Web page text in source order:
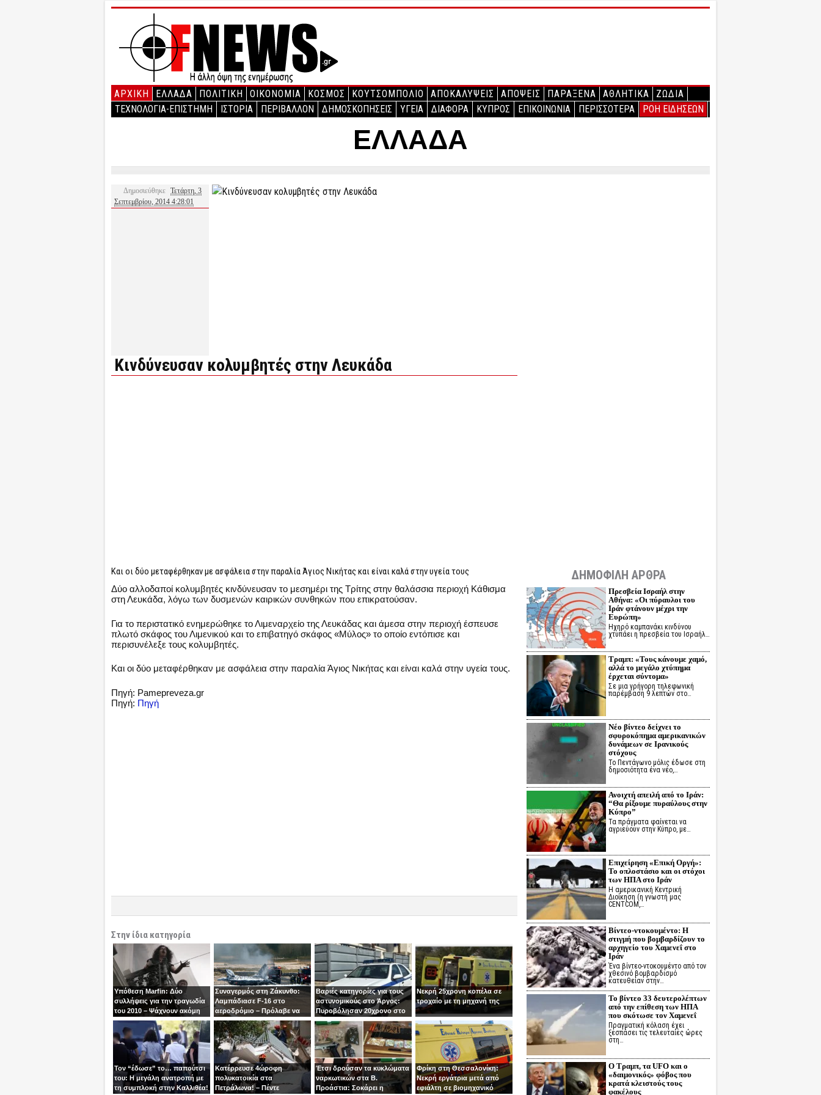
ΑΡΧΙΚΉ ΕΛΛΑΔΑ ΠΟΛΙΤΙΚΗ ΟΙΚΟΝΟΜΙΑ ΚΟΣΜΟΣ ΚΟΥΤΣΟΜΠΟΛΙΟ ΑΠΟΚΑΛΥΨΕΙΣ ΑΠΟΨΕΙΣ ΠΑΡΑΞΕΝΑ ΑΘΛΗΤΙΚΑ
ΖΩΔΙΑ
ΤΕΧΝΟΛΟΓΙΑ-ΕΠΙΣΤΗΜΗ
ΙΣΤΟΡΙΑ ΠΕΡΙΒΑΛΛΟΝ ΔΗΜΟΣΚΟΠΗΣΕΙΣ ΥΓΕΙΑ ΔΙΑΦΟΡΑ ΚΥΠΡΟΣ ΕΠΙΚΟΙΝΩΝΙΑ ΠΕΡΙΣΣΟΤΕΡΑ ΡΟΗ ΕΙΔΗΣΕΩΝ
ΕΛΛΑΔΑ
Δημοσιεύθηκε Τετάρτη, 3
Σεπτεμβρίου, 2014 4:28:01
Κινδύνευσαν κολυμβητές στην Λευκάδα
Και οι δύο μεταφέρθηκαν με ασφάλεια στην παραλία Άγιος Νικήτας και είναι καλά στην υγεία τους
Δύο αλλοδαποί κολυμβητές κινδύνευσαν το μεσημέρι της Τρίτης στην θαλάσσια περιοχή Κάθισμα
στη Λευκάδα, λόγω των δυσμενών καιρικών συνθηκών που επικρατούσαν.
Για το περιστατικό ενημερώθηκε το Λιμεναρχείο της Λευκάδας και άμεσα στην περιοχή έσπευσε
πλωτό σκάφος του Λιμενικού και το επιβατηγό σκάφος «Μύλος» το οποίο εντόπισε και
περισυνέλεξε τους κολυμβητές.
Και οι δύο μεταφέρθηκαν με ασφάλεια στην παραλία Άγιος Νικήτας και είναι καλά στην υγεία τους.
Πηγή: Pamepreveza.gr
Πηγή: Πηγή
Στην ίδια κατηγορία
Υπόθεση Marfin: Δύο
συλλήψεις για την τραγωδία
του 2010 – Ψάχνουν ακόμη
μία γυναίκα
Συναγερμός στη Ζάκυνθο:
Λαμπάδιασε F-16 στο
αεροδρόμιο – Πρόλαβε να
βγει την τελευταία στιγμή ο
χειριστής
Βαριές κατηγορίες για τους
αστυνομικούς στο Άργος:
Πυροβόλησαν 20χρονο στο
κεφάλι
Νεκρή 25χρονη κοπέλα σε
τροχαίο με τη μηχανή της
Τον “έδωσε” το… παπούτσι
του: Η μεγάλη ανατροπή με
τη συμπλοκή στην Καλλιθέα!
Κατέρρευσε 4ώροφη
πολυκατοικία στα
Πετράλωνα! – Πέντε
Έτσι δρούσαν τα κυκλώματα
ναρκωτικών στα Β.
Προάστια: Σοκάρει η
Φρίκη στη Θεσσαλονίκη:
Νεκρή εργάτρια μετά από
εφιάλτη σε βιομηχανικό
ΔΗΜΟΦΙΛΗ ΑΡΘΡΑ
Πρεσβεία Ισραήλ στην
Αθήνα: «Οι πύραυλοι του
Ιράν φτάνουν μέχρι την
Ευρώπη»
Ηχηρό καμπανάκι κινδύνου
χτυπάει η πρεσβεία του Ισραήλ…
Τραμπ: «Τους κάνουμε χαμό,
αλλά το μεγάλο χτύπημα
έρχεται σύντομα»
Σε μια γρήγορη τηλεφωνική
παρέμβαση 9 λεπτών στο…
Νέο βίντεο δείχνει το
σφυροκόπημα αμερικανικών
δυνάμεων σε Ιρανικούς
στόχους
Το Πεντάγωνο μόλις έδωσε στη
δημοσιότητα ένα νέο,…
Ανοιχτή απειλή από το Ιράν:
“Θα ρίξουμε πυραύλους στην
Κύπρο”
Τα πράγματα φαίνεται να
αγριεύουν στην Κύπρο, με…
Επιχείρηση «Επική Οργή»:
Το οπλοστάσιο και οι στόχοι
των ΗΠΑ στο Ιράν
Η αμερικανική Κεντρική
Διοίκηση (η γνωστή μας
CENTCOM,…
Βίντεο-ντοκουμέντο: Η
στιγμή που βομβαρδίζουν το
αρχηγείο του Χαμενεΐ στο
Ιράν
Ένα βίντεο-ντοκουμέντο από τον
χθεσινό βομβαρδισμό
κατευθείαν στην…
Το βίντεο 33 δευτερολέπτων
από την επίθεση των ΗΠΑ
που σκότωσε τον Χαμενεΐ
Πραγματική κόλαση έχει
ξεσπάσει τις τελευταίες ώρες
στη…
Ο Τραμπ, τα UFO και ο
«δαιμονικός» φόβος που
κρατά κλειστούς τους
φακέλους